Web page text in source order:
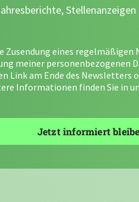
Stellenanzeigen
eines regelmäßigen
meiner personenbezogenen
Link am Ende des Newsletters
Informationen finden Sie in